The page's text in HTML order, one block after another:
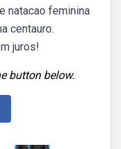
natacao feminina
centauro.
juros!
button below.